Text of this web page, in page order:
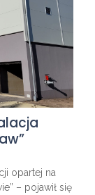
opartej na
– pojawił się